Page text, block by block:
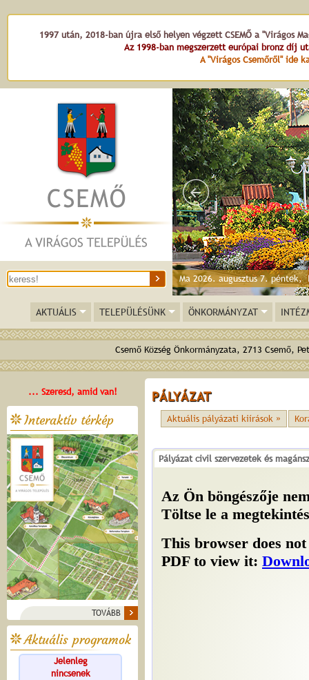
1997 után, 2018-ban újra első helyen végzett CSEMŐ a "Virágos
Az 1998-ban megszerzett európai bronz díj
A "Virágos Csemőről" ide
Ma 2026. augusztus 7. péntek,
AKTUÁLIS TELEPÜLÉSÜNK ÖNKORMÁNYZAT
Csemő Község Önkormányzata, 2713
... Szeresd, amid van!
Interaktív térkép
TOVÁBB
Aktuális programok
Jelenleg
nincsenek
PÁLYÁZAT
Aktuális pályázati kiírások »
Pályázat civil szervezetek és